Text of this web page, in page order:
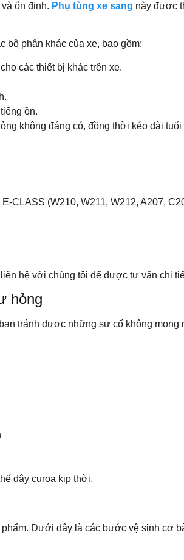
ổn định. Phụ tùng xe sang này được
bộ phận khác của xe, bao gồm:
các thiết bị khác trên xe.
ồn.
không đáng có, đồng thời kéo dài
CLASS (W210, W211, W212, A207,
hệ với chúng tôi để được tư vấn chi
hỏng
tránh được những sự cố không
dây curoa kịp thời.
Dưới đây là các bước vệ sinh cơ